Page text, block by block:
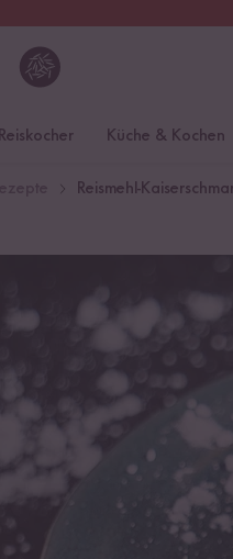
Reiskocher Küche & Kochen
Reismehl-